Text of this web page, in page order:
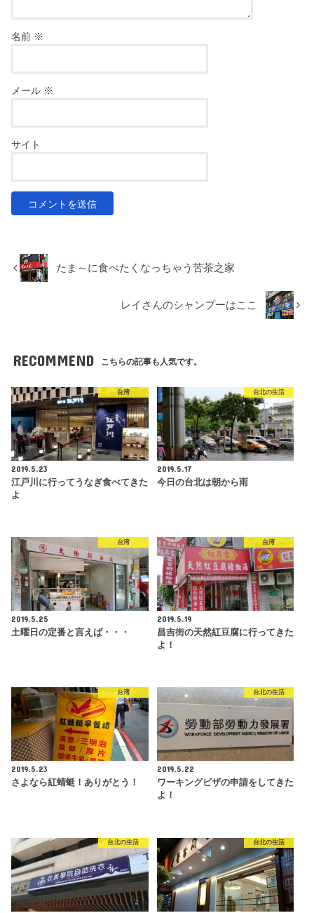
名前 ※
メール ※
サイト
たま～に食べたくなっちゃう苦茶之家
レイさんのシャンプーはここ
RECOMMEND こちらの記事も人気です。
台湾
2019.5.23
江戸川に行ってうなぎ食べてきた
よ
台北の生活
2019.5.17
今日の台北は朝から雨
台湾
2019.5.25
土曜日の定番と言えば・・・
台湾
2019.5.19
昌吉街の天然紅豆腐に行ってきた
よ！
台湾
2019.5.23
さよなら紅蜻蜓！ありがとう！
台北の生活
2019.5.22
ワーキングビザの申請をしてきた
よ！
台北の生活 台北の生活